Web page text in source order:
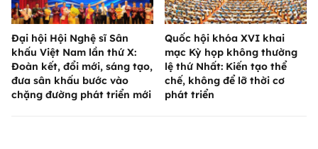
Đại hội Hội Nghệ sĩ Sân
khấu Việt Nam lần thứ X:
Đoàn kết, đổi mới, sáng tạo,
đưa sân khấu bước vào
chặng đường phát triển mới
Quốc hội khóa XVI khai
mạc Kỳ họp không thường
lệ thứ Nhất: Kiến tạo thể
chế, không để lỡ thời cơ
phát triển